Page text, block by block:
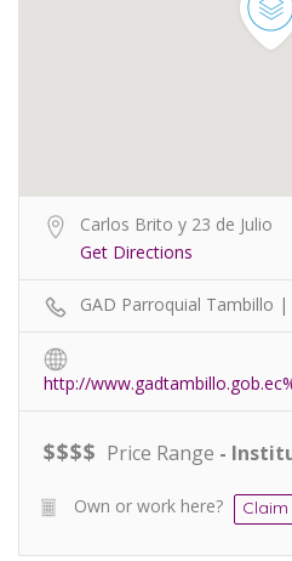
Carlos Brito y 23 de Julio
Get Directions
GAD Parroquial Tambillo |
http://
$$$$ Price Range -
Own or work here?